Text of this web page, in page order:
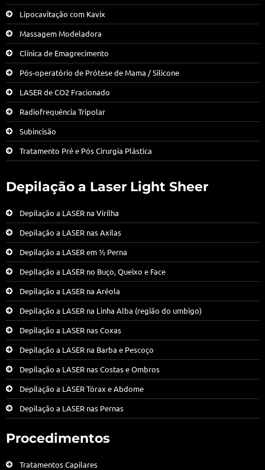
Lipocavitação com Kavix
Massagem Modeladora
Clínica de Emagrecimento
Pós-operatório de Prótese de Mama / Silicone
LASER de CO2 Fracionado
Radiofrequência Tripolar
Subincisão
Tratamento Pré e Pós Cirurgia Plástica
Depilação a Laser Light Sheer
Depilação a LASER na Virilha
Depilação a LASER nas Axilas
Depilação a LASER em ½ Perna
Depilação a LASER no Buço, Queixo e Face
Depilação a LASER na Aréola
Depilação a LASER na Linha Alba (região do umbigo)
Depilação a LASER nas Coxas
Depilação a LASER na Barba e Pescoço
Depilação a LASER nas Costas e Ombros
Depilação a LASER Tórax e Abdome
Depilação a LASER nas Pernas
Procedimentos
Tratamentos Capilares